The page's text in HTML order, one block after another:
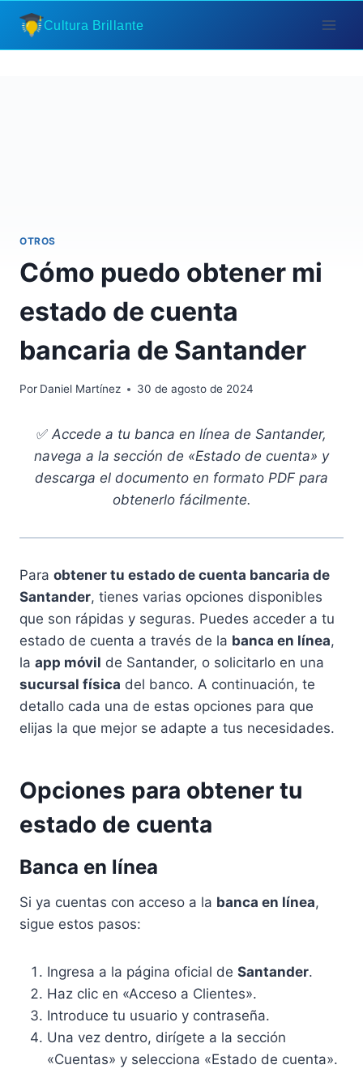
Saltar
contenido
Cultura Brillante
OTROS
Cómo puedo obtener mi
estado de cuenta
bancaria de Santander
Por Daniel Martínez 30 de agosto de 2024
✅ Accede a tu banca en línea de Santander,
navega a la sección de «Estado de cuenta» y
descarga el documento en formato PDF para
obtenerlo fácilmente.
Para obtener tu estado de cuenta bancaria de
Santander, tienes varias opciones disponibles
que son rápidas y seguras. Puedes acceder a tu
estado de cuenta a través de la banca en línea,
la app móvil de Santander, o solicitarlo en una
sucursal física del banco. A continuación, te
detallo cada una de estas opciones para que
elijas la que mejor se adapte a tus necesidades.
Opciones para obtener tu
estado de cuenta
Banca en línea
Si ya cuentas con acceso a la banca en línea,
sigue estos pasos:
Ingresa a la página oficial de Santander.
Haz clic en «Acceso a Clientes».
Introduce tu usuario y contraseña.
Una vez dentro, dirígete a la sección
«Cuentas» y selecciona «Estado de cuenta».